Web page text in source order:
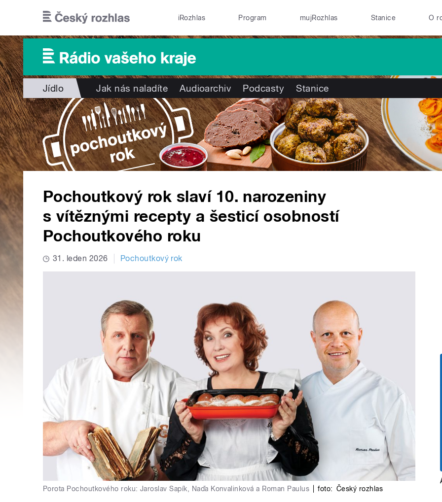
iRozhlas Program mujRozhlas Stanice O
Jídlo Jak nás naladíte Audioarchiv Podcasty Stanice
Pochoutkový rok slaví 10. narozeniny
s vítěznými recepty a šesticí osobností
Pochoutkového roku
31. leden 2026 Pochoutkový rok
Porota Pochoutkového roku: Jaroslav Sapík, Naďa Konvalinková a Roman Paulus foto: Český rozhlas